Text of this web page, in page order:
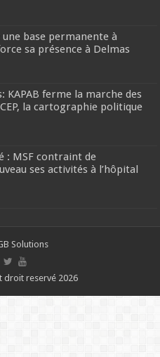
base permanente à
sa présence à Delmas
KAPAB ferme la marche des
la cartographie politique
: MSF contraint de
ses activités à l’hôpital
Solutions
droit reservé 2026